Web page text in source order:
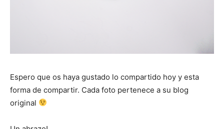
Espero que os haya gustado lo compartido hoy y esta
forma de compartir. Cada foto pertenece a su blog
original